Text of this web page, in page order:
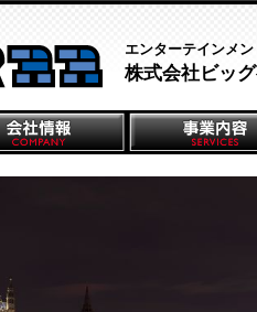
エンターテインメ
株式会社ビッ